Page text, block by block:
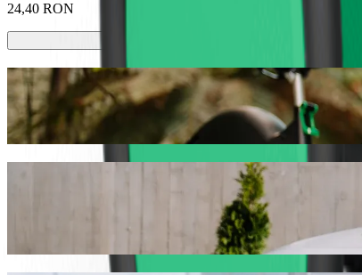
24,40 RON
Koloběžky nebo e-kola
Přesouvejte se po Baia Mare na koloběžkách nebo e-kolech
Stáhnout aplikaci Bolt
Dostaňte se z Lidl do Auchan s
Pokud hledáte nejlepší cenu pro jízdu do Auchan,